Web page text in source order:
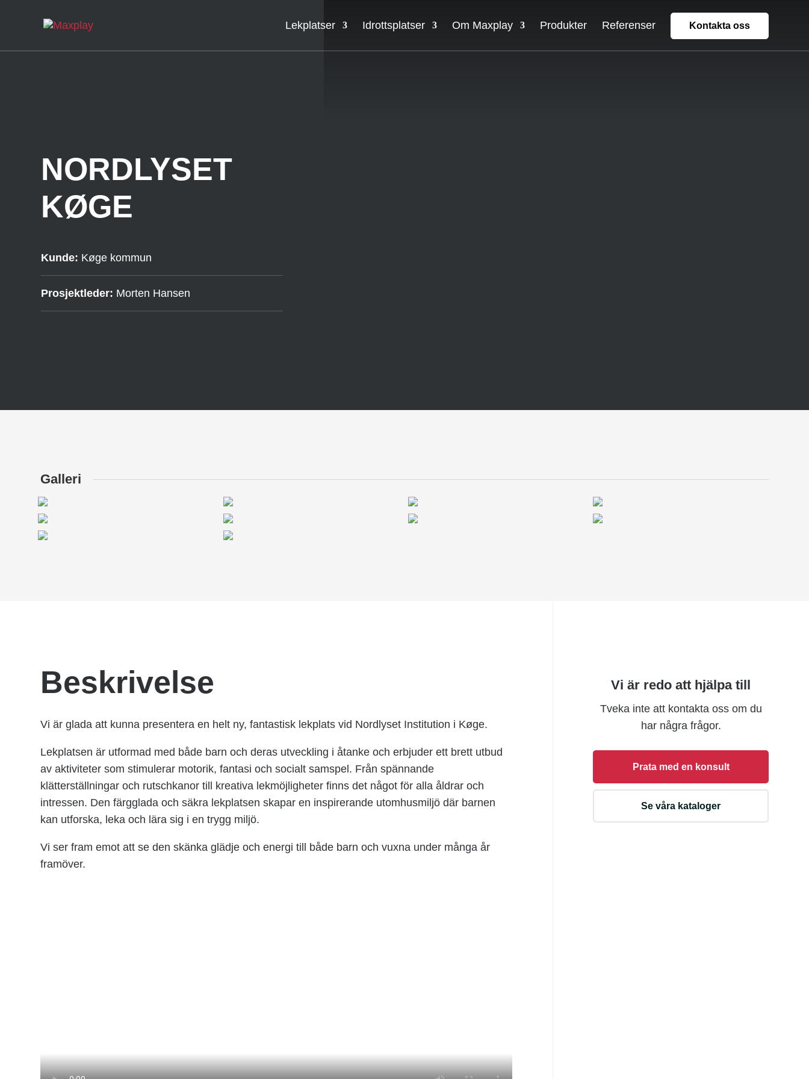
Lekplatser Idrottsplatser Om Maxplay Produkter Referenser Kontakta oss
NORDLYSET
KØGE
Kunde: Køge kommun
Prosjektleder: Morten Hansen
Galleri
Beskrivelse
Vi är glada att kunna presentera en helt ny, fantastisk lekplats vid Nordlyset Institution i Køge.
Lekplatsen är utformad med både barn och deras utveckling i åtanke och erbjuder ett brett utbud
av aktiviteter som stimulerar motorik, fantasi och socialt samspel. Från spännande
klätterställningar och rutschkanor till kreativa lekmöjligheter finns det något för alla åldrar och
intressen. Den färgglada och säkra lekplatsen skapar en inspirerande utomhusmiljö där barnen
kan utforska, leka och lära sig i en trygg miljö.
Vi ser fram emot att se den skänka glädje och energi till både barn och vuxna under många år
framöver.
Vi är redo att hjälpa till
Tveka inte att kontakta oss om du
har några frågor.
Prata med en konsult
Se våra kataloger